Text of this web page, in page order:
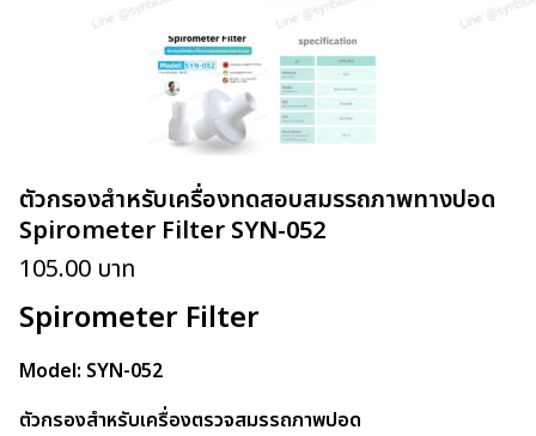
ตัวกรองสำหรับเครื่องทดสอบสมรรถภาพทางปอด
Spirometer Filter SYN-052
105.00 บาท
Spirometer Filter
Model: SYN-052
ตัวกรองสำหรับเครื่องตรวจสมรรถภาพปอด